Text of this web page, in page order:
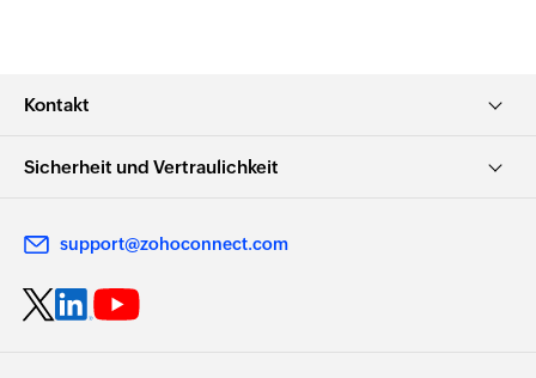
Kontakt
Sicherheit und Vertraulichkeit
support@zohoconnect.com